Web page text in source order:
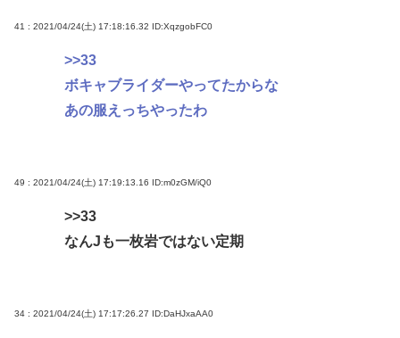
41 : 2021/04/24(土) 17:18:16.32 ID:XqzgobFC0
>>33
ボキャブライダーやってたからな
あの服えっちやったわ
49 : 2021/04/24(土) 17:19:13.16 ID:m0zGM/iQ0
>>33
なんJも一枚岩ではない定期
34 : 2021/04/24(土) 17:17:26.27 ID:DaHJxaAA0